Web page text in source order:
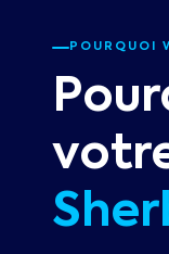
POURQUOI